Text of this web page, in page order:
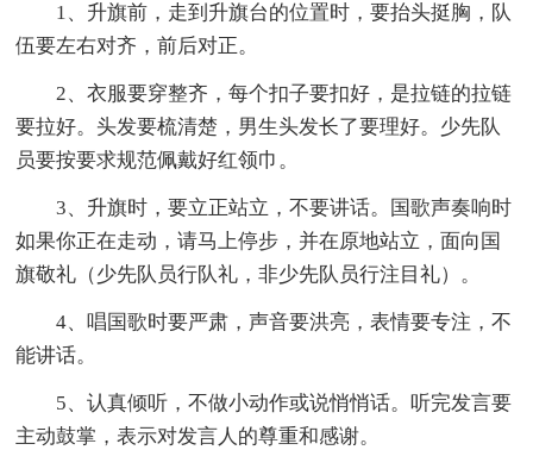
1、升旗前，走到升旗台的位置时，要抬头挺胸，队
伍要左右对齐，前后对正。
2、衣服要穿整齐，每个扣子要扣好，是拉链的拉链
要拉好。头发要梳清楚，男生头发长了要理好。少先队
员要按要求规范佩戴好红领巾。
3、升旗时，要立正站立，不要讲话。国歌声奏响时
如果你正在走动，请马上停步，并在原地站立，面向国
旗敬礼（少先队员行队礼，非少先队员行注目礼）。
4、唱国歌时要严肃，声音要洪亮，表情要专注，不
能讲话。
5、认真倾听，不做小动作或说悄悄话。听完发言要
主动鼓掌，表示对发言人的尊重和感谢。